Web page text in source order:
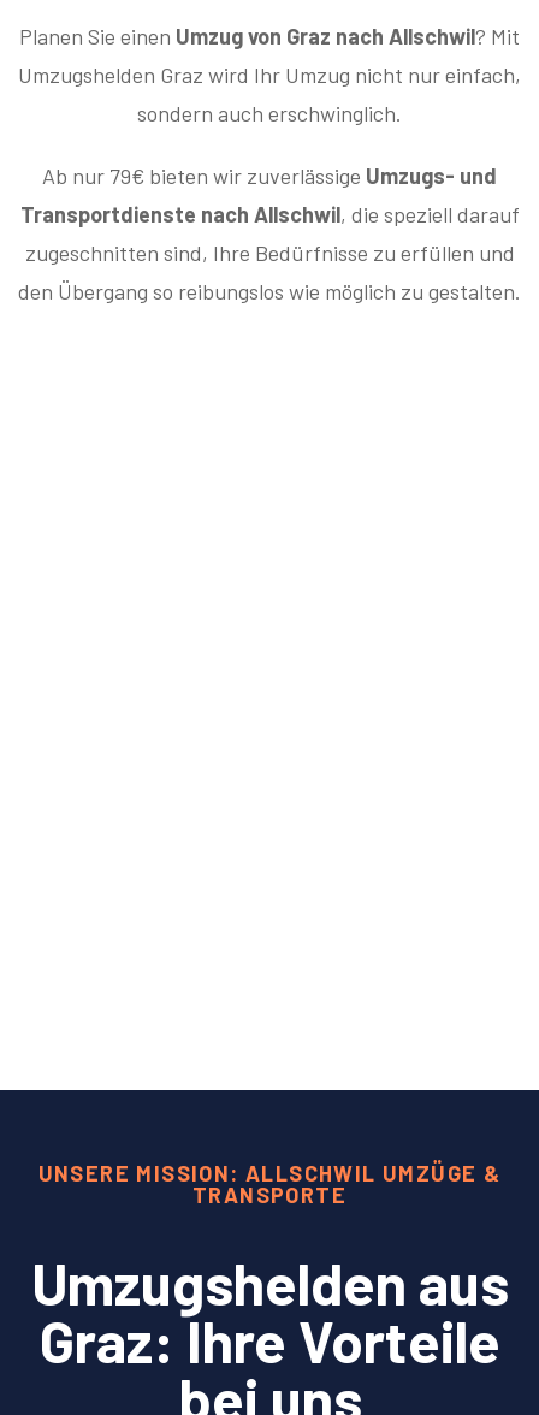
Planen Sie einen Umzug von Graz nach Allschwil? Mit
Umzugshelden Graz wird Ihr Umzug nicht nur einfach,
sondern auch erschwinglich.
Ab nur 79€ bieten wir zuverlässige Umzugs- und
Transportdienste nach Allschwil, die speziell darauf
zugeschnitten sind, Ihre Bedürfnisse zu erfüllen und
den Übergang so reibungslos wie möglich zu gestalten.
UNSERE MISSION: ALLSCHWIL UMZÜGE &
TRANSPORTE
Umzugshelden aus
Graz: Ihre Vorteile
bei uns